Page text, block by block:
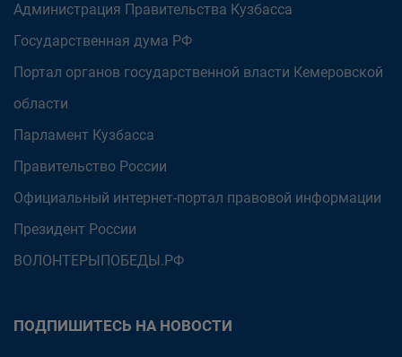
Администрация Правительства Кузбасса
Государственная дума РФ
Портал органов государственной власти Кемеровской
области
Парламент Кузбасса
Правительство России
Официальный интернет-портал правовой информации
Президент России
ВОЛОНТЕРЫПОБЕДЫ.РФ
ПОДПИШИТЕСЬ НА НОВОСТИ